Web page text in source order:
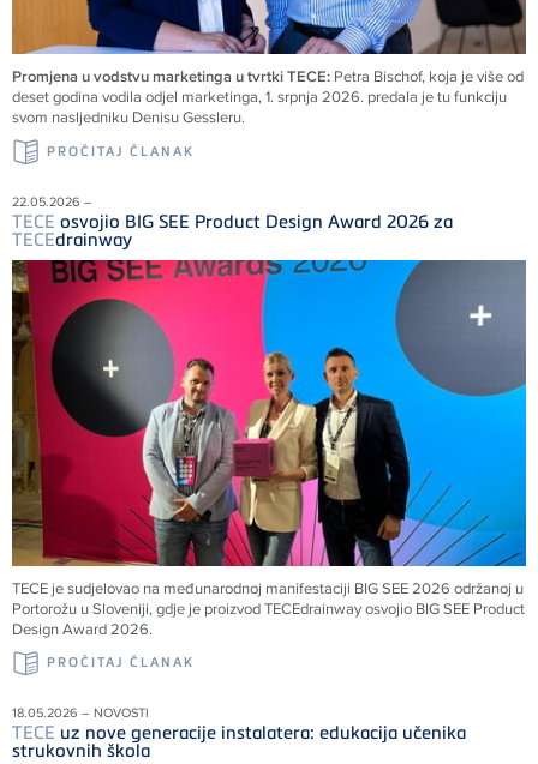
Promjena u vodstvu marketinga u tvrtki TECE: Petra Bischof, koja je više od
deset godina vodila odjel marketinga, 1. srpnja 2026. predala je tu funkciju
svom nasljedniku Denisu Gessleru.
PROČITAJ ČLANAK
22.05.2026 –
TECE osvojio BIG SEE Product Design Award 2026 za
TECEdrainway
TECE je sudjelovao na međunarodnoj manifestaciji BIG SEE 2026 održanoj u
Portorožu u Sloveniji, gdje je proizvodTECEdrainway osvojio BIG SEE Product
Design Award 2026.
PROČITAJ ČLANAK
18.05.2026 – NOVOSTI
TECE uz nove generacije instalatera: edukacija učenika
strukovnih škola